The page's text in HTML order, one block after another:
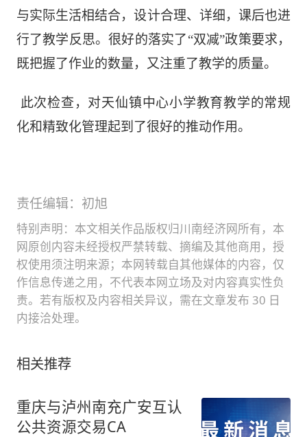
与实际生活相结合，设计合理、详细，课后也进
行了教学反思。很好的落实了“双减”政策要求，
既把握了作业的数量，又注重了教学的质量。
此次检查，对天仙镇中心小学教育教学的常规
化和精致化管理起到了很好的推动作用。
责任编辑：初旭
特别声明：本文相关作品版权归川南经济网所有，本
网原创内容未经授权严禁转载、摘编及其他商用，授
权使用须注明来源；本网转载自其他媒体的内容，仅
作信息传递之用，不代表本网立场及对内容真实性负
责。若有版权及内容相关异议，需在文章发布 30 日
内接洽处理。
相关推荐
重庆与泸州南充广安互认
公共资源交易CA